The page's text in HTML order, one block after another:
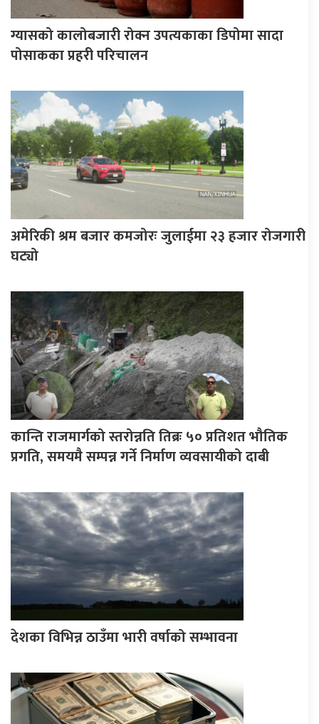
ग्यासको कालोबजारी रोक्न उपत्यकाका डिपोमा सादा
पोसाकका प्रहरी परिचालन
अमेरिकी श्रम बजार कमजोरः जुलाईमा २३ हजार रोजगारी
घट्यो
कान्ति राजमार्गको स्तरोन्नति तिब्रः ५० प्रतिशत भौतिक
प्रगति, समयमै सम्पन्न गर्ने निर्माण व्यवसायीको दाबी
देशका विभिन्न ठाउँमा भारी वर्षाको सम्भावना